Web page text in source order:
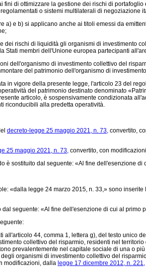
di ottimizzare la gestione dei rischi di
o sistemi multilaterali di
e b) si applicano anche ai titoli emessi da
rischi di liquidità gli organismi di investimento
Stati membri dell'Unione europea partecipanti
dell'organismo di investimento collettivo del
del patrimonio dell'organismo di
in vigore della presente legge, l'articolo 23 del
del patrimonio destinato denominato
articolo, è sospensivamente condizionata
riconducibili alla predetta operatività.
decreto-legge 25 maggio 2021, n. 73, convertito,
25 maggio 2021, n. 73, convertito, con
è sostituito dal seguente: «Al fine dell'esenzione
«dalla legge 24 marzo 2015, n. 33,» sono inserite
seguente: «Al fine dell'esenzione di cui al primo
44, comma 1, lettera g), del testo unico
collettivo del risparmio, residenti nel
prevalentemente nel capitale sociale di una o
organismi di investimento collettivo del
modificazioni, dalla legge 17 dicembre 2012, n. 221,